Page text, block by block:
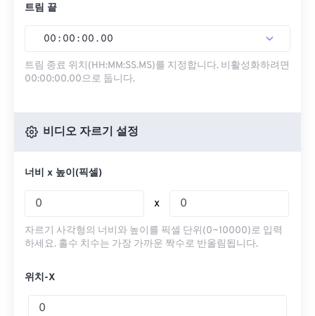
트림 끝
00 : 00 : 00 . 00
트림 종료 위치(HH:MM:SS.MS)를 지정합니다. 비활성화하려면
00:00:00.00으로 둡니다.
비디오 자르기 설정
너비 x 높이(픽셀)
x
자르기 사각형의 너비와 높이를 픽셀 단위(0~10000)로 입력
하세요. 홀수 치수는 가장 가까운 짝수로 반올림됩니다.
위치-X